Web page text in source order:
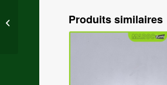
Produits similaires
Coffrets cadeaux Maroc